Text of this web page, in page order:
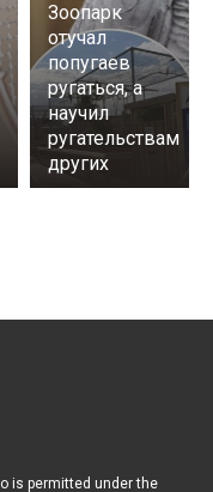
Зоопарк
отучал
попугаев
ругаться, а
научил
ругательствам
других
is permitted under the